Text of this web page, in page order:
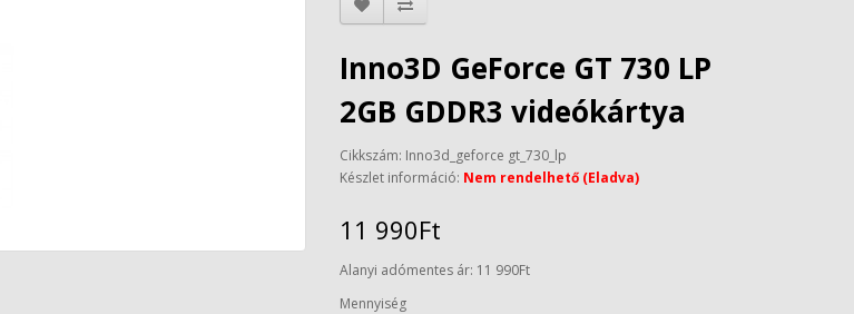
Inno3D GeForce GT 730 LP
2GB GDDR3 videókártya
Cikkszám: Inno3d_geforce gt_730_lp
Készlet információ: Nem rendelhető (Eladva)
11 990Ft
Alanyi adómentes ár: 11 990Ft
Mennyiség